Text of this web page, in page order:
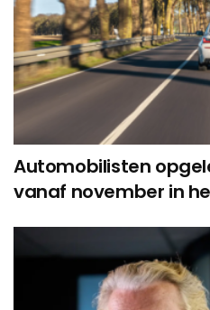
Automobilisten
vanaf november in